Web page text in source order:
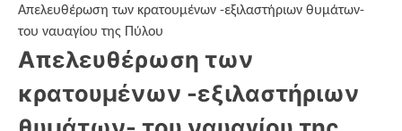
Απελευθέρωση των κρατουμένων -εξιλαστήριων θυμάτων-
του ναυαγίου της Πύλου
Απελευθέρωση των
κρατουμένων -εξιλαστήριων